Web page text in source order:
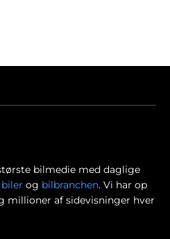
bilmedie med daglige
og bilbranchen. Vi har op
millioner af sidevisninger hver